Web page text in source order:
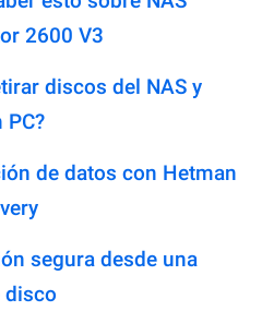
2600 V3
discos del NAS y
de datos con Hetman
segura desde una
disco